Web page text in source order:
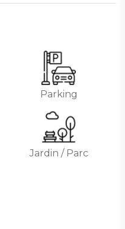
Parking
Jardin / Parc